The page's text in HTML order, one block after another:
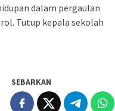
dalam pergaulan
Tutup kepala sekolah
SEBARKAN